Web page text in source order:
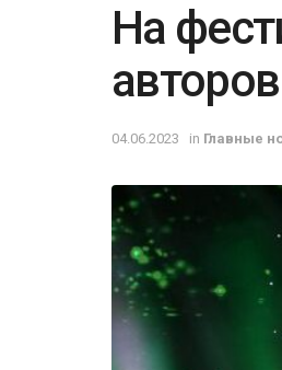
На
04.06.2023 in Главные